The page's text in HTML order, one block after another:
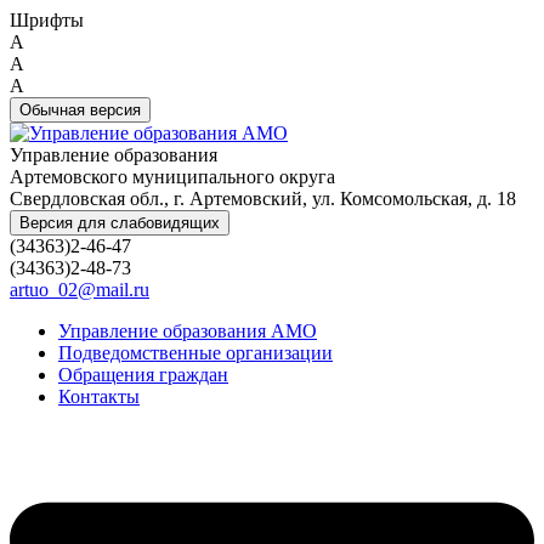
Шрифты
A
A
A
Обычная версия
Управление образования
Артемовского муниципального округа
Свердловская обл., г. Артемовский, ул. Комсомольская, д. 18
Версия для слабовидящих
(34363)2-46-47
(34363)2-48-73
artuo_02@mail.ru
Управление образования АМО
Подведомственные организации
Обращения граждан
Контакты